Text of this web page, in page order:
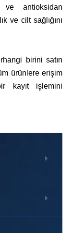
ve antioksidan
ve cilt sağlığını
birini satın
ürünlere erişim
kayıt işlemini